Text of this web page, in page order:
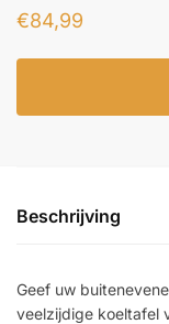
€84,99
Beschrijving
Geef uw
veelzijdige koeltafel